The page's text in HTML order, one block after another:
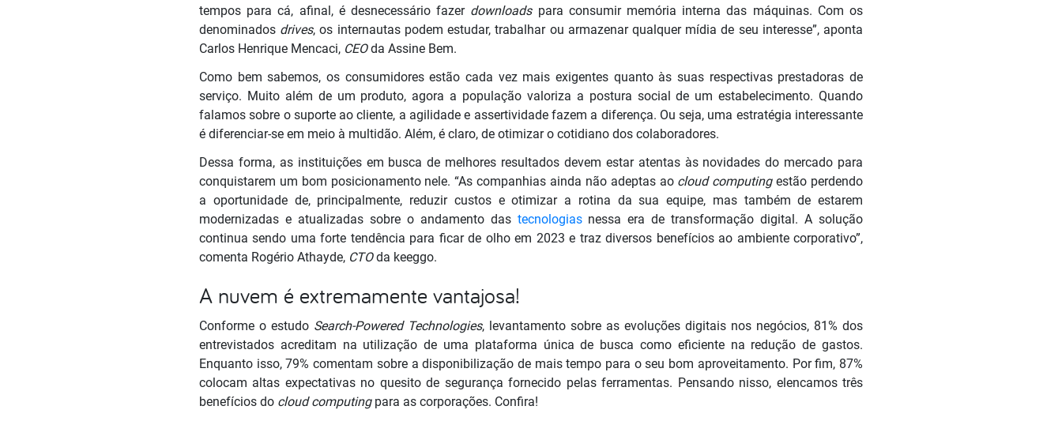
tempos para cá, afinal, é desnecessário fazer downloads para consumir memória interna das máquinas. Com os
denominados drives, os internautas podem estudar, trabalhar ou armazenar qualquer mídia de seu interesse”, aponta
Carlos Henrique Mencaci, CEOda Assine Bem.
Como bem sabemos, os consumidores estão cada vez mais exigentes quanto às suas respectivas prestadoras de
serviço. Muito além de um produto, agora a população valoriza a postura social de um estabelecimento. Quando
falamos sobre o suporte ao cliente, a agilidade e assertividade fazem a diferença. Ou seja, uma estratégia interessante
é diferenciar-se em meio à multidão. Além, é claro, de otimizar o cotidiano dos colaboradores.
Dessa forma, as instituições em busca de melhores resultados devem estar atentas às novidades do mercado para
conquistarem um bom posicionamento nele. “As companhias ainda não adeptas ao cloud computingestão perdendo
a oportunidade de, principalmente, reduzir custos e otimizar a rotina da sua equipe, mas também de estarem
modernizadas e atualizadas sobre o andamento das tecnologiasnessa era de transformação digital. A solução
continua sendo uma forte tendência para ficar de olho em 2023 e traz diversos benefícios ao ambiente corporativo”,
comenta Rogério Athayde, CTOda keeggo.
A nuvem é extremamente vantajosa!
Conforme o estudo Search-Powered Technologies, levantamento sobre as evoluções digitais nos negócios, 81% dos
entrevistados acreditam na utilização de uma plataforma única de busca como eficiente na redução de gastos.
Enquanto isso, 79% comentam sobre a disponibilização de mais tempo para o seu bom aproveitamento. Por fim, 87%
colocam altas expectativas no quesito de segurança fornecido pelas ferramentas. Pensando nisso, elencamos três
benefícios do cloud computingpara as corporações. Confira!